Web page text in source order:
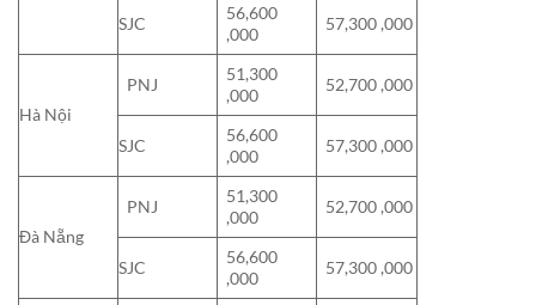
SJC
56,600
,000
57,300 ,000
Hà Nội
PNJ
51,300
,000
52,700 ,000
SJC
56,600
,000
57,300 ,000
Đà Nẵng
PNJ
51,300
,000
52,700 ,000
SJC
56,600
,000
57,300 ,000